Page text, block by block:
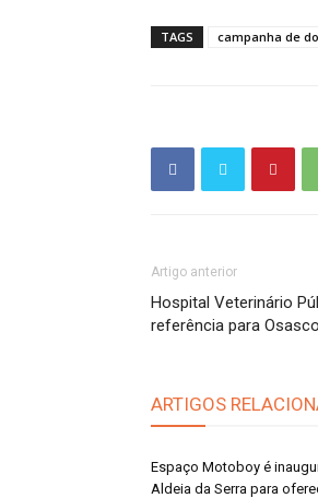
TAGS campanha de
Artigo anterior
Hospital Veterinário
referência para Osasco
ARTIGOS
Espaço Motoboy é
Aldeia da Serra para